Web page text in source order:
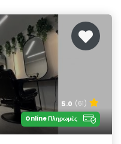
5.0 (61)
Online Πληρωμές